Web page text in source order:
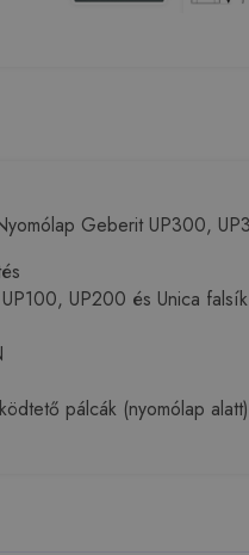
Geberit UP300,
UP200 és Unica
pálcák (nyomólap